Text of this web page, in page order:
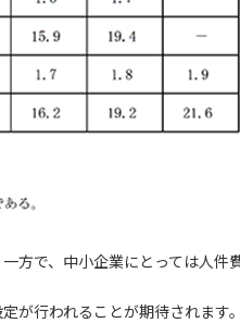
方で、中小企業にとっては人件
が行われることが期待されま